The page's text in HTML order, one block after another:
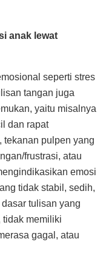
anak lewat
seperti stres
tangan juga
yaitu misalnya
dan rapat
tekanan pulpen yang
frustrasi, atau
emosi
tidak stabil, sedih,
tulisan yang
tidak memiliki
gagal, atau